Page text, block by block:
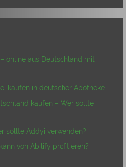
online aus Deutschland mit
kaufen in deutscher Apotheke
kaufen – Wer sollte
sollte Addyi verwenden?
von Abilify profitieren?